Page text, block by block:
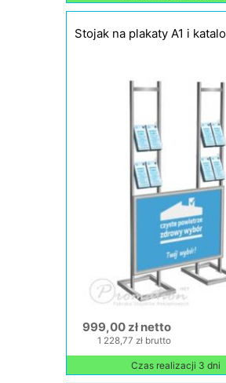
Stojak na plakaty A1 i
999,00 zł netto
1 228,77 zł brutto
Czas realizacji 3 dni